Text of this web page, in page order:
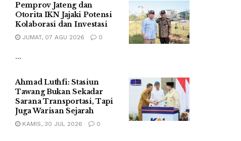
Pemprov Jateng dan
Otorita IKN Jajaki Potensi
Kolaborasi dan Investasi
JUMAT, 07 AGU 2026 0
...
Ahmad Luthfi: Stasiun
Tawang Bukan Sekadar
Sarana Transportasi, Tapi
Juga Warisan Sejarah
KAMIS, 30 JUL 2026 0